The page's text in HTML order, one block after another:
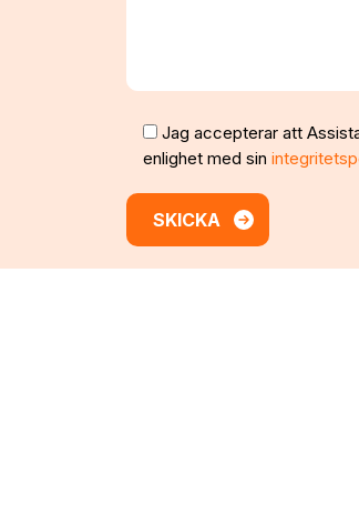
Jag accepterar att
enlighet med sin